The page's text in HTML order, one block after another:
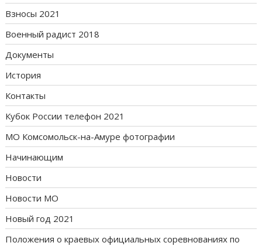
Взносы 2021
Военный радист 2018
Документы
История
Контакты
Кубок России телефон 2021
МО Комсомольск-на-Амуре фотографии
Начинающим
Новости
Новости МО
Новый год 2021
Положения о краевых официальных соревнованиях по